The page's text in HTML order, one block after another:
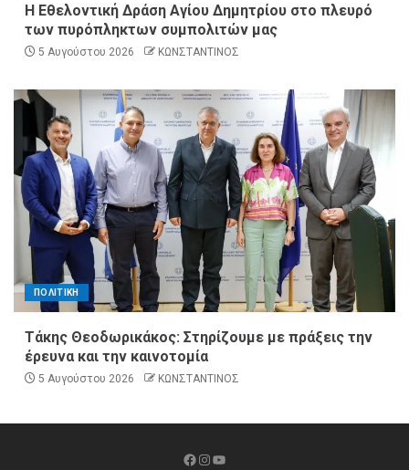
Η Εθελοντική Δράση Αγίου Δημητρίου στο πλευρό
των πυρόπληκτων συμπολιτών μας
5 Αυγούστου 2026 ΚΩΝΣΤΑΝΤΙΝΟΣ
ΠΟΛΙΤΙΚΗ
Τάκης Θεοδωρικάκος: Στηρίζουμε με πράξεις την
έρευνα και την καινοτομία
5 Αυγούστου 2026 ΚΩΝΣΤΑΝΤΙΝΟΣ